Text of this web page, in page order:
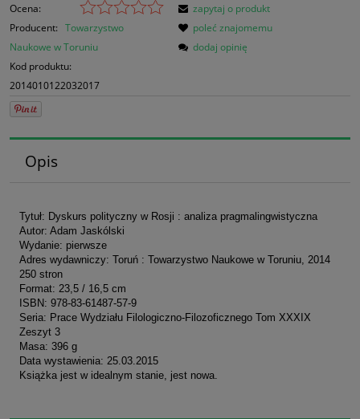
Ocena:
Producent: Towarzystwo
Naukowe w Toruniu
Kod produktu:
2014010122032017
zapytaj o produkt
poleć znajomemu
dodaj opinię
Opis
Tytuł: Dyskurs polityczny w Rosji : analiza pragmalingwistyczna
Autor: Adam Jaskólski
Wydanie: pierwsze
Adres wydawniczy: Toruń : Towarzystwo Naukowe w Toruniu, 2014
250 stron
Format: 23,5 / 16,5 cm
ISBN: 978-83-61487-57-9
Seria: Prace Wydziału Filologiczno-Filozoficznego Tom XXXIX
Zeszyt 3
Masa: 396 g
Data wystawienia: 25.03.2015
Książka jest w idealnym stanie, jest nowa.